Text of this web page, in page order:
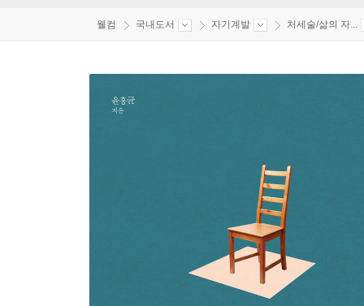
웰컴 국내도서 자기계발 처세술/삶의 자...